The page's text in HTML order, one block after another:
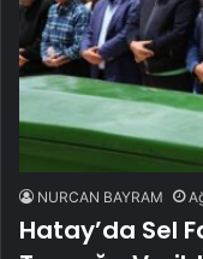
NURCAN BAYRAM
Hatay’da Sel